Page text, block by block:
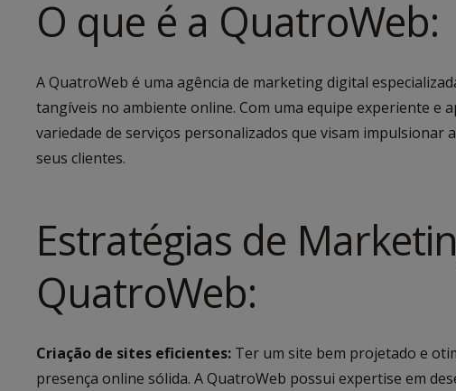
O que é a QuatroWeb:
A QuatroWeb é uma agência de marketing digital
tangíveis no ambiente online. Com uma equipe experiente e
variedade de serviços personalizados que visam impulsionar
seus clientes.
Estratégias de
QuatroWeb:
Criação de sites eficientes: Ter um site bem projetado e
presença online sólida. A QuatroWeb possui expertise em